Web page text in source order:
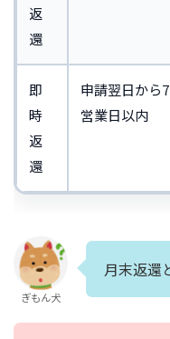
返
還
即
時
返
還
申請翌日から7
営業日以内
ぎもん犬
月末返還